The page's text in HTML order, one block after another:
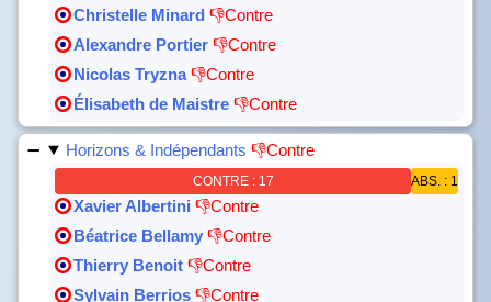
Christelle Minard 👎Contre
Alexandre Portier 👎Contre
Nicolas Tryzna 👎Contre
Élisabeth de Maistre 👎Contre
Horizons & Indépendants 👎Contre
CONTRE : 17 ABS. : 1
Xavier Albertini 👎Contre
Béatrice Bellamy 👎Contre
Thierry Benoit 👎Contre
Sylvain Berrios 👎Contre